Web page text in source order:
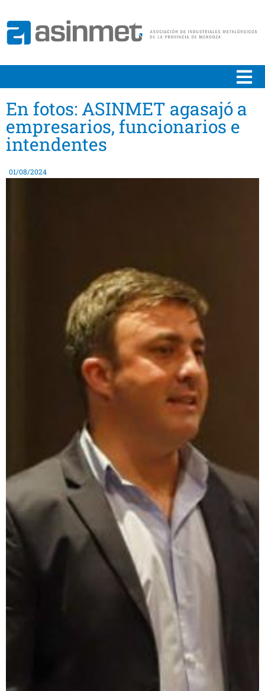
En fotos: ASINMET agasajó a
empresarios, funcionarios e
intendentes
01/08/2024